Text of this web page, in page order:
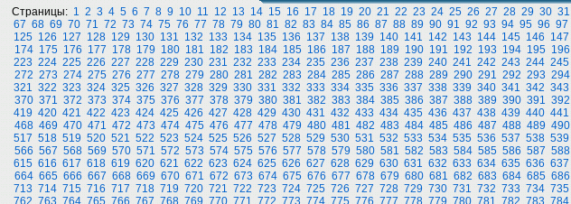
Страницы: 1 2 3 4 5 6 7 8 9 10 11 12 13 14 15 16 17 18 19 20 21 22 23 24 25 26 27 28 29 30 31
67 68 69 70 71 72 73 74 75 76 77 78 79 80 81 82 83 84 85 86 87 88 89 90 91 92 93 94 95 96 97
125 126 127 128 129 130 131 132 133 134 135 136 137 138 139 140 141 142 143 144 145 146 147
174 175 176 177 178 179 180 181 182 183 184 185 186 187 188 189 190 191 192 193 194 195 196
223 224 225 226 227 228 229 230 231 232 233 234 235 236 237 238 239 240 241 242 243 244 245
272 273 274 275 276 277 278 279 280 281 282 283 284 285 286 287 288 289 290 291 292 293 294
321 322 323 324 325 326 327 328 329 330 331 332 333 334 335 336 337 338 339 340 341 342 343
370 371 372 373 374 375 376 377 378 379 380 381 382 383 384 385 386 387 388 389 390 391 392
419 420 421 422 423 424 425 426 427 428 429 430 431 432 433 434 435 436 437 438 439 440 441
468 469 470 471 472 473 474 475 476 477 478 479 480 481 482 483 484 485 486 487 488 489 490
517 518 519 520 521 522 523 524 525 526 527 528 529 530 531 532 533 534 535 536 537 538 539
566 567 568 569 570 571 572 573 574 575 576 577 578 579 580 581 582 583 584 585 586 587 588
615 616 617 618 619 620 621 622 623 624 625 626 627 628 629 630 631 632 633 634 635 636 637
664 665 666 667 668 669 670 671 672 673 674 675 676 677 678 679 680 681 682 683 684 685 686
713 714 715 716 717 718 719 720 721 722 723 724 725 726 727 728 729 730 731 732 733 734 735